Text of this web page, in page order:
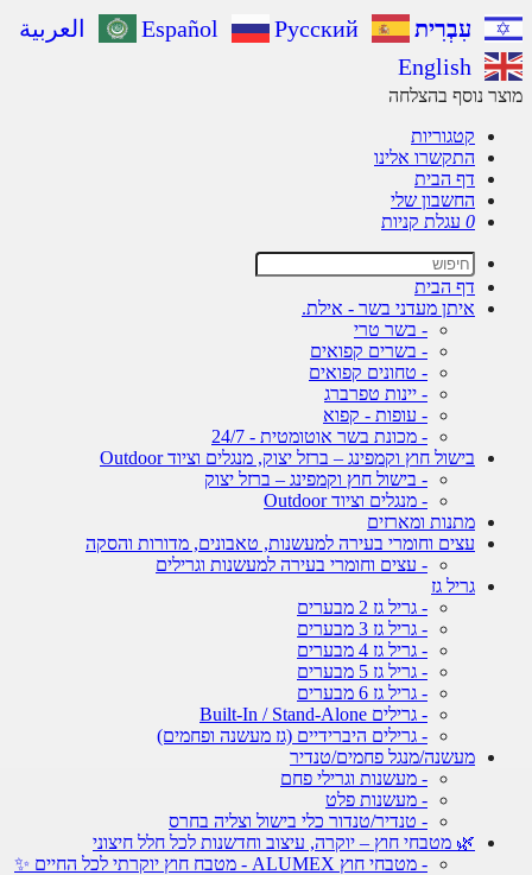
עִבְרִית Español Русский
العربية
English
נוסף בהצלחה
קטגוריות
התקשרו אלינו
דף הבית
החשבון שלי
עגלת קניות
דף הבית
איתן מעדני בשר - אילת.
- בשר טרי
- בשרים קפואים
- טחונים קפואים
- יינות טפרברג
- עופות - קפוא
- מכונת בשר אוטומטית - 24/7
בישול חוץ וקמפינג – ברזל יצוק, מנגלים וציוד Outdoor
- בישול חוץ וקמפינג – ברזל יצוק
- מנגלים וציוד Outdoor
מתנות ומארזים
עצים וחומרי בעירה למעשנות, טאבונים, מדורות והסקה
- עצים וחומרי בעירה למעשנות וגרילים
גריל גז
- גריל גז 2 מבערים
- גריל גז 3 מבערים
- גריל גז 4 מבערים
- גריל גז 5 מבערים
- גריל גז 6 מבערים
- גרילים Built-In / Stand-Alone
- גרילים היברידיים (גז מעשנה ופחמים)
מעשנה/מנגל פחמים/טנדיר
- מעשנות וגרילי פחם
- מעשנות פלט
- טנדיר/טנדור כלי בישול וצליה בחרס
🌿 מטבחי חוץ – יוקרה, עיצוב וחדשנות לכל חלל חיצוני
- מטבחי חוץ ALUMEX - מטבח חוץ יוקרתי לכל החיים ✨